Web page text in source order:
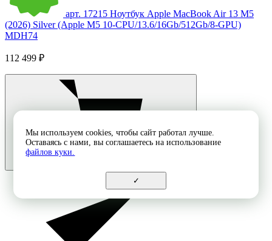
арт. 17215 Ноутбук Apple MacBook Air 13 M5
(2026) Silver (Apple M5 10-CPU/13.6/16Gb/512Gb/8-GPU)
MDH74
112 499 ₽
Мы используем cookies, чтобы сайт работал лучше.
Оставаясь с нами, вы соглашаетесь на использование
файлов куки.
✓